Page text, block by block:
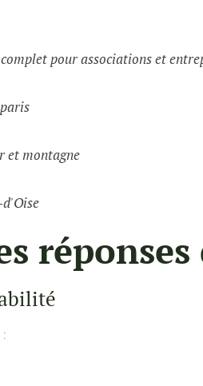
pour associations et
et montagne